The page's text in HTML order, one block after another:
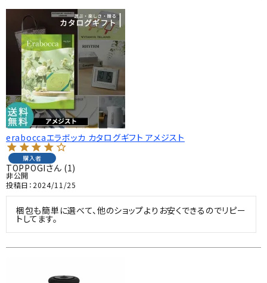
eraboccaエラボッカ カタログギフト アメジスト
購入者
TOPPOGI 1
非公開
投稿日 2024/11/25
梱包も簡単に選べて、他のショップよりお安くできるのでリピー
トしてます。